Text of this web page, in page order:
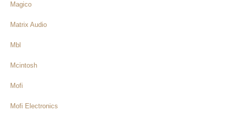
Magico
Matrix Audio
Mbl
Mcintosh
Mofi
Mofi Electronics